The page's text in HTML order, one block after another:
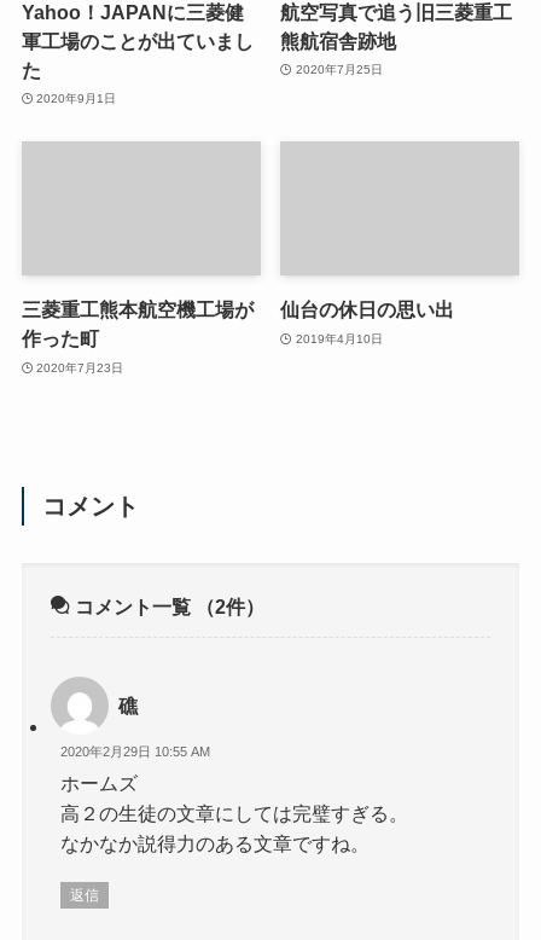
Yahoo！JAPANに三菱健
軍工場のことが出ていまし
た
2020年9月1日
航空写真で追う旧三菱重工
熊航宿舎跡地
2020年7月25日
三菱重工熊本航空機工場が
作った町
2020年7月23日
仙台の休日の思い出
2019年4月10日
コメント
コメント一覧 （2件）
礁
2020年2月29日 10:55 AM
ホームズ
高２の生徒の文章にしては完璧すぎる。
なかなか説得力のある文章ですね。
返信